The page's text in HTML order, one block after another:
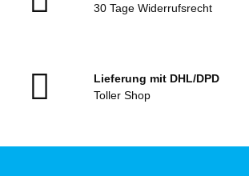
30 Tage Widerrufsrecht
Lieferung mit DHL/DPD
Toller Shop